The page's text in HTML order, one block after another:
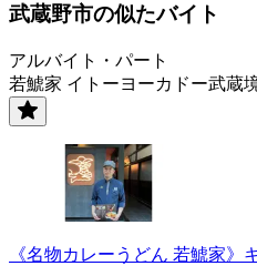
武蔵野市の似たバイト
アルバイト・パート
若鯱家 イトーヨーカドー武蔵
《名物カレーうどん 若鯱家》